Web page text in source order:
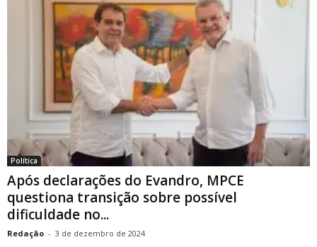
Política
Após declarações do Evandro, MPCE
questiona transição sobre possível
dificuldade no...
Redação - 3 de dezembro de 2024